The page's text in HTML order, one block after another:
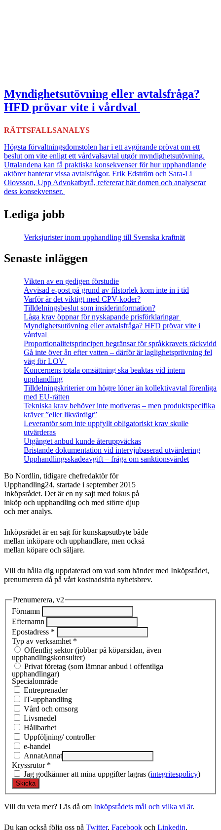
Myndighetsutövning eller avtalsfråga?
HFD prövar vite i vårdval
RÄTTSFALLSANALYS
Högsta förvaltningsdomstolen har i ett avgörande prövat om ett
beslut om vite enligt ett vårdvalsavtal utgör myndighetsutövning.
Uttalandena kan få praktiska konsekvenser för hur upphandlande
aktörer hanterar vissa avtalsfrågor. Erik Edström och Sara-Li
Olovsson, Upp Advokatbyrå, refererar här domen och analyserar
dess konsekvenser.
Lediga jobb
Verksjurister inom upphandling till Svenska kraftnät
Senaste inläggen
Vikten av en gedigen förstudie
Avvisad e-post på grund av filstorlek kom inte in i tid
Varför är det viktigt med CPV-koder?
Tilldelningsbeslut som insiderinformation?
Låga krav öppnar för nyskapande prisförklaringar
Myndighetsutövning eller avtalsfråga? HFD prövar vite i
vårdval
Proportionalitetsprincipen begränsar för språkkravets räckvidd
Gå inte över ån efter vatten – därför är laglighetsprövning fel
väg för LOV
Koncernens totala omsättning ska beaktas vid intern
upphandling
Tilldelningskriterier om högre löner än kollektivavtal förenliga
med EU‑rätten
Tekniska krav behöver inte motiveras – men produktspecifika
kräver ”eller likvärdigt”
Leverantör som inte uppfyllt obligatoriskt krav skulle
utvärderas
Utgånget anbud kunde återuppväckas
Bristande dokumentation vid intervjubaserad utvärdering
Upphandlingsskadeavgift – fråga om sanktionsvärdet
Bo Nordlin, tidigare chefredaktör för
Upphandling24, startade i september 2015
Inköpsrådet. Det är en ny sajt med fokus på
inköp och upphandling och med större djup
och mer analys.
Inköpsrådet är en sajt för kunskapsutbyte både
mellan inköpare och upphandlare, men också
mellan köpare och säljare.
Vill du hålla dig uppdaterad om vad som händer med Inköpsrådet,
prenumerera då på vårt kostnadsfria nyhetsbrev.
Prenumerera, v2
Förnamn
Efternamn
Epostadress *
Typ av verksamhet *
Offentlig sektor (jobbar på köparsidan, även
upphandlingskonsulter)
Privat företag (som lämnar anbud i offentliga
upphandlingar)
Specialområde
Entreprenad­er
IT-upphandling
Vård och omsorg
Livsmedel
Hållbarhet
Uppföljning/ controller
e-handel
AnnatAnnat
Kryssrutor *
Jag godkänner att mina uppgifter lagras (integritespolicy)
Vill du veta mer? Läs då om Inköpsrådets mål och vilka vi är.
Du kan också följa oss på Twitter, Facebook och Linkedin.